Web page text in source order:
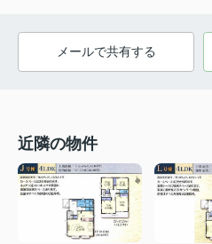
メールで共有する
近隣の物件